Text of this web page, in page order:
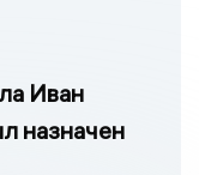
Иван
назначен